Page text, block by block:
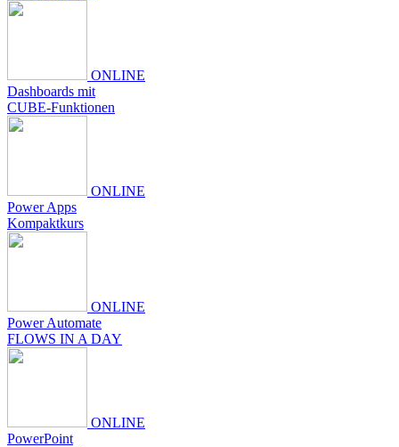
ONLINE
Dashboards mit
CUBE-Funktionen
ONLINE
Power Apps
Kompaktkurs
ONLINE
Power Automate
FLOWS IN A DAY
ONLINE
PowerPoint